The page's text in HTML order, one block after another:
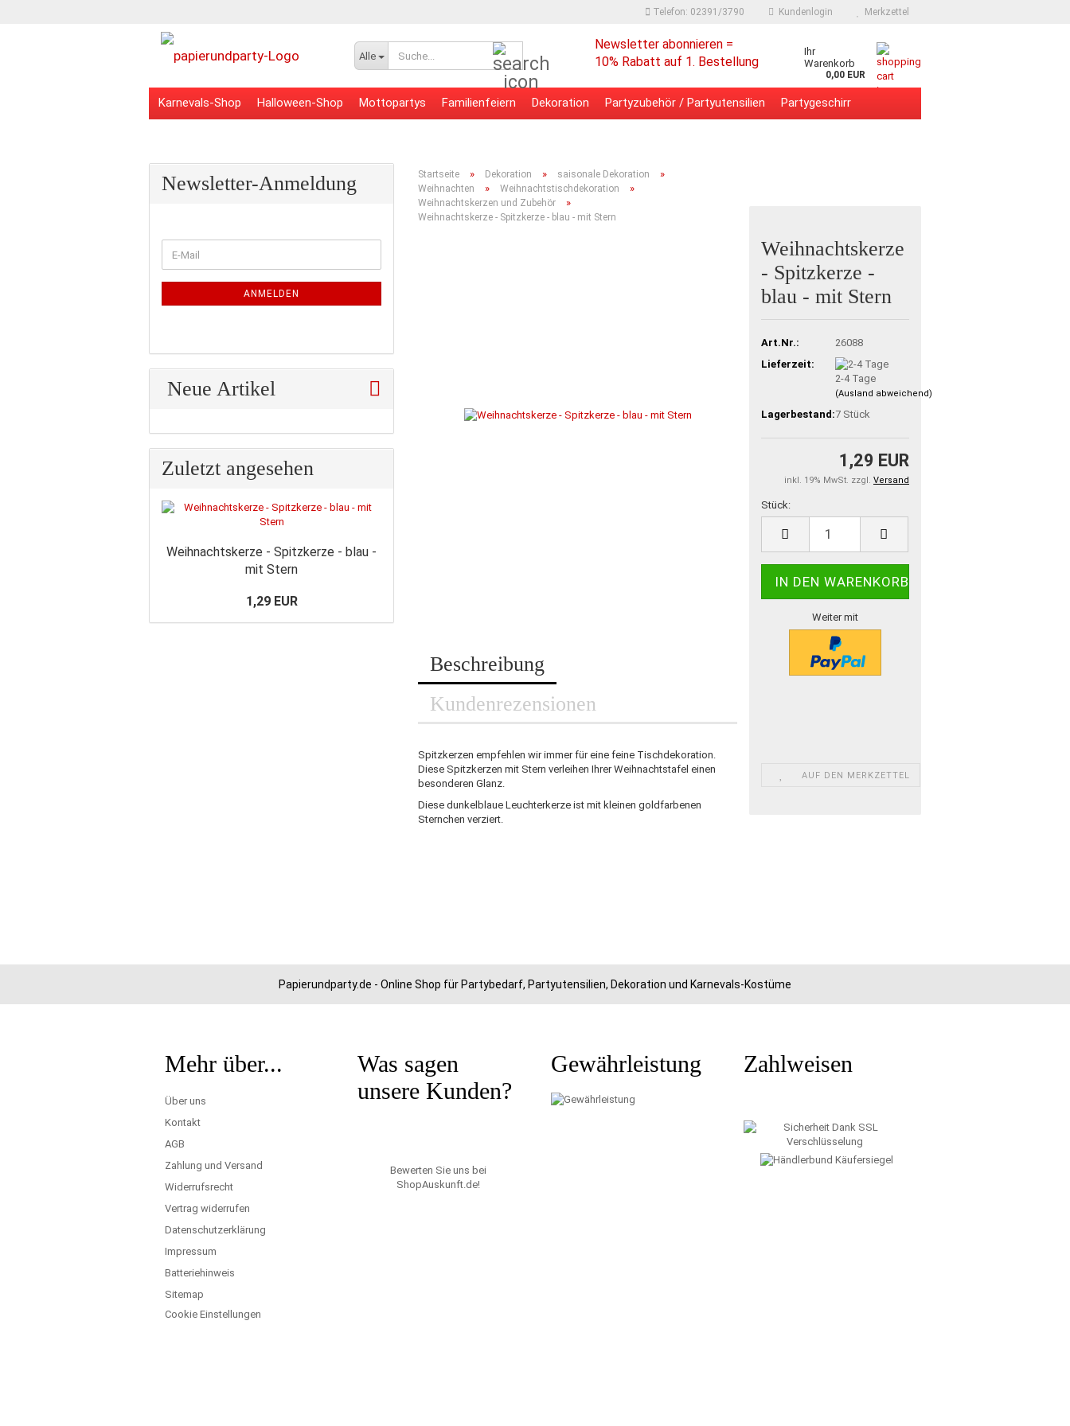
Telefon: 02391/3790 Kundenlogin Merkzettel
Alle
Newsletter abonnieren =
10% Rabatt auf 1. Bestellung
Ihr
Warenkorb
0,00 EUR
Karnevals-Shop Halloween-Shop Mottopartys Familienfeiern Dekoration Partyzubehör / Partyutensilien Partygeschirr
Startseite » Dekoration » saisonale Dekoration »
Weihnachten » Weihnachtstischdekoration »
Weihnachtskerzen und Zubehör »
Weihnachtskerze - Spitzkerze - blau - mit Stern
Weihnachtskerze
- Spitzkerze -
blau - mit Stern
Art.Nr.:
26088
Lieferzeit:
2-4 Tage
(Ausland abweichend)
Lagerbestand:7 Stück
1,29 EUR
inkl. 19% MwSt. zzgl. Versand
Stück:
Stück
Weiter mit
AUF DEN MERKZETTEL
Beschreibung
Kundenrezensionen
Spitzkerzen empfehlen wir immer für eine feine Tischdekoration.
Diese Spitzkerzen mit Stern verleihen Ihrer Weihnachtstafel einen
besonderen Glanz.
Diese dunkelblaue Leuchterkerze ist mit kleinen goldfarbenen
Sternchen verziert.
Newsletter-Anmeldung
ZUR
E-
Mail
ANMELDEN
Neue Artikel
Zuletzt angesehen
Weihnachtskerze - Spitzkerze - blau -
mit Stern
1,29 EUR
Papierundparty.de - Online Shop für Partybedarf, Partyutensilien, Dekoration und Karnevals-Kostüme
Mehr über...
Über uns
Kontakt
AGB
Zahlung und Versand
Widerrufsrecht
Vertrag widerrufen
Datenschutzerklärung
Impressum
Batteriehinweis
Sitemap
Cookie Einstellungen
Was sagen
unsere Kunden?
Bewerten Sie uns bei
ShopAuskunft.de!
Gewährleistung Zahlweisen